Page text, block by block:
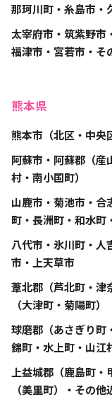
那珂川町・糸島市・
太宰府市・筑紫野市
福津市・宮若市・そ
熊本県
熊本市（北区・中央
阿蘇市・阿蘇郡（産
村・南小国町）
山鹿市・菊池市・合
町・長洲町・和水町
八代市・氷川町・人
市・上天草市
葦北郡（芦北町・津
（大津町・菊陽町）
球磨郡（あさぎり町
錦町・水上町・山江
上益城郡（鹿島町
（美里町）・その他